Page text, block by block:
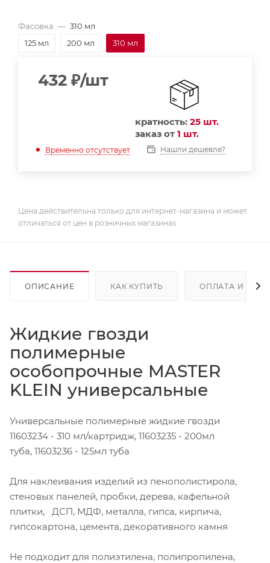
Фасовка — 310 мл
125 мл
200 мл 310 мл
432 ₽/шт
кратность: 25 шт.
заказ от 1 шт.
Временно отсутствует Нашли дешевле?
Цена действительна только для интернет-магазина и может
отличаться от цен в розничных магазинах
ОПИСАНИЕ КАК КУПИТЬ ОПЛАТА И
Жидкие гвозди
полимерные
особопрочные MASTER
KLEIN универсальные
Универсальные полимерные жидкие гвозди
11603234 - 310 мл/картридж, 11603235 - 200мл
туба, 11603236 - 125мл туба
Для наклеивания изделий из пенополистирола,
стеновых панелей, пробки, дерева, кафельной
плитки, ДСП, МДФ, металла, гипса, кирпича,
гипсокартона, цемента, декоративного камня
Не подходит для полиэтилена, полипропилена,